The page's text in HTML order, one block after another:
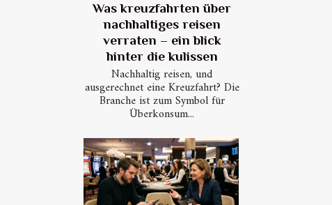
Was kreuzfahrten über
nachhaltiges reisen
verraten – ein blick
hinter die kulissen
Nachhaltig reisen, und
ausgerechnet eine Kreuzfahrt? Die
Branche ist zum Symbol für
Überkonsum...